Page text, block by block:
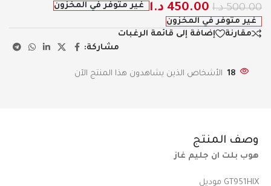
500.00 د.ا 450.00 د.ا
غير متوفر في المخزون
غير متوفر في المخزون
مقارنة
إضافة إلى قائمة الرغبات
مشاركة:
18 الأشخاص الذين يشاهدون هذا المنتج الآن
وصف المنتج
هوب بلت ان جليم غاز
GT951HIX موديل